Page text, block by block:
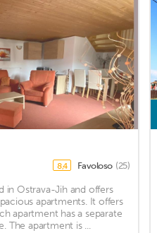
8,4 Favoloso (25)
in Ostrava-Jih and offers
apartments. It offers
apartment has a separate
The apartment is ...